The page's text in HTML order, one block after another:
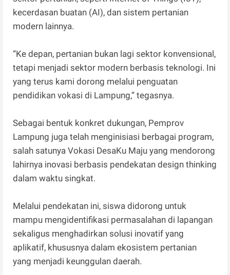
kecerdasan buatan (AI), dan sistem pertanian
modern lainnya.
“Ke depan, pertanian bukan lagi sektor konvensional,
tetapi menjadi sektor modern berbasis teknologi. Ini
yang terus kami dorong melalui penguatan
pendidikan vokasi di Lampung,” tegasnya.
Sebagai bentuk konkret dukungan, Pemprov
Lampung juga telah menginisiasi berbagai program,
salah satunya Vokasi DesaKu Maju yang mendorong
lahirnya inovasi berbasis pendekatan design thinking
dalam waktu singkat.
Melalui pendekatan ini, siswa didorong untuk
mampu mengidentifikasi permasalahan di lapangan
sekaligus menghadirkan solusi inovatif yang
aplikatif, khususnya dalam ekosistem pertanian
yang menjadi keunggulan daerah.